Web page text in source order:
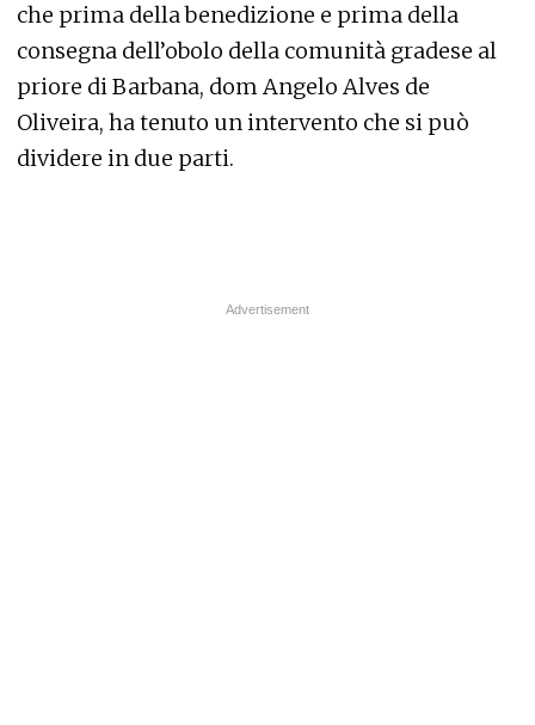
che prima della benedizione e prima della
consegna dell’obolo della comunità gradese al
priore di Barbana, dom Angelo Alves de
Oliveira, ha tenuto un intervento che si può
dividere in due parti.